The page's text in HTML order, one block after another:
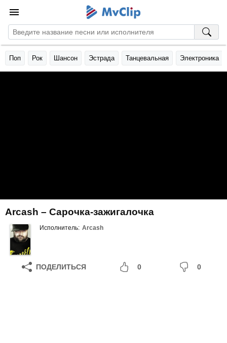
Поп Рок Шансон Эстрада Танцевальная Электроника
Arcash – Сарочка-зажигалочка
Исполнитель: Arcash
ПОДЕЛИТЬСЯ 0 0